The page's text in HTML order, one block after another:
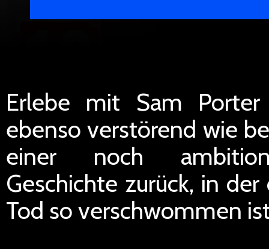
Erlebe mit Sam
ebenso verstörend wie
einer noch
Geschichte zurück, in
Tod so verschwommen